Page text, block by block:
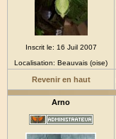
Inscrit le: 16 Juil 2007
Localisation: Beauvais (oise)
Revenir en haut
Arno